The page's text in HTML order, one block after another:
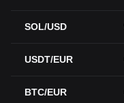
SOL/USD
USDT/EUR
BTC/EUR